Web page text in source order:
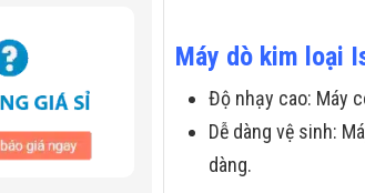
Máy dò kim loại
Độ nhạy cao: Máy
Dễ dàng vệ sinh:
dàng.